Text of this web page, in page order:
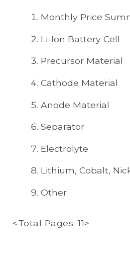
Monthly Price
Li-Ion Battery Cell
Precursor Material
Cathode Material
Anode Material
Separator
Electrolyte
Lithium, Cobalt,
Other
<Total Pages: 11>